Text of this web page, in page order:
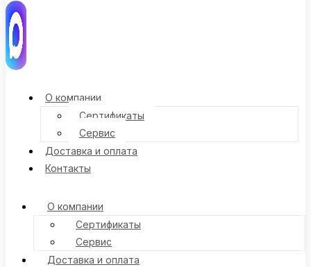
О компании
Сертификаты
Сервис
Доставка и оплата
Контакты
О компании
Сертификаты
Сервис
Доставка и оплата